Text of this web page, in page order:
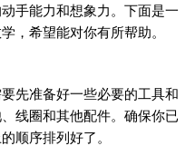
手能力和想象力。下面是一
，希望能对你有所帮助。
先准备好一些必要的工具和
线圈和其他配件。确保你已
顺序排列好了。